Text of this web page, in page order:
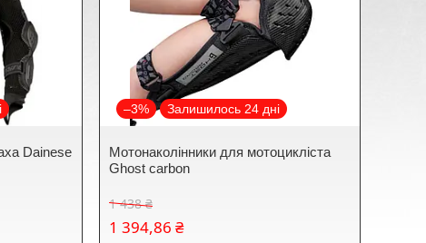
Dainese
–3% Залишилось 24 дні
Мотонаколінники для мотоцикліста
Ghost carbon
1 438 ₴
1 394,86 ₴